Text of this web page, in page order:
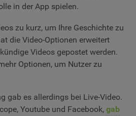
in der App spielen.
zu kurz, um Ihre Geschichte zu
die Video-Optionen erweitert
Videos gepostet werden.
Optionen, um Nutzer zu
gab es allerdings bei Live-Video.
Youtube und Facebook, gab